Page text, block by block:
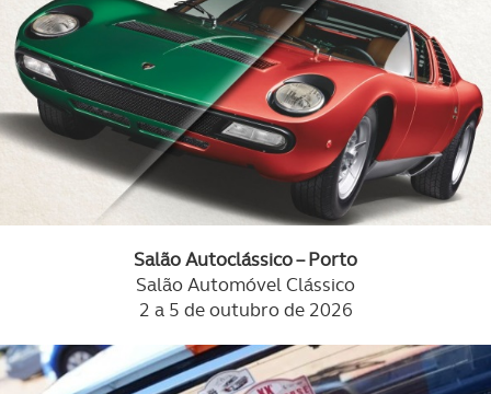
Salão Autoclássico – Porto
Salão Automóvel Clássico
2 a 5 de outubro de 2026